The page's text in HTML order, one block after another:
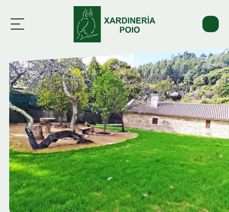
Inicio
Servicios
Trabajos
Actualidad
Contacto
676 603 600 Whatsapp